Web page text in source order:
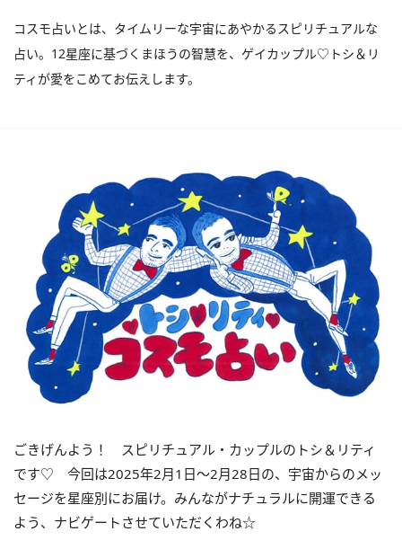
コスモ占いとは、タイムリーな宇宙にあやかるスピリチュアルな
占い。12星座に基づくまほうの智慧を、ゲイカップル♡トシ＆リ
ティが愛をこめてお伝えします。
ごきげんよう！ スピリチュアル・カップルのトシ＆リティ
です♡ 今回は2025年2月1 日〜2月28日の、宇宙からのメッ
セージを星座別にお届け。みんながナチュラルに開運できる
よう、ナビゲートさせていただくわね☆